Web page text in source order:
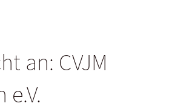
an: CVJM